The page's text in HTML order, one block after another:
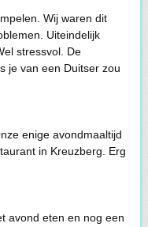
Wij waren dit
Uiteindelijk
stressvol. De
je van een Duitser zou
enige avondmaaltijd
in Kreuzberg. Erg
avond eten en nog een